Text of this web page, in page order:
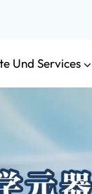
Und Services